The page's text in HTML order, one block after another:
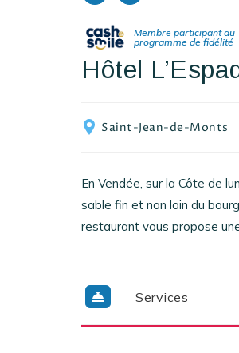
Hôtel
Saint-Jean-de-Monts
En Vendée, sur la Côte de
sable fin et non loin du
restaurant vous propose
Services